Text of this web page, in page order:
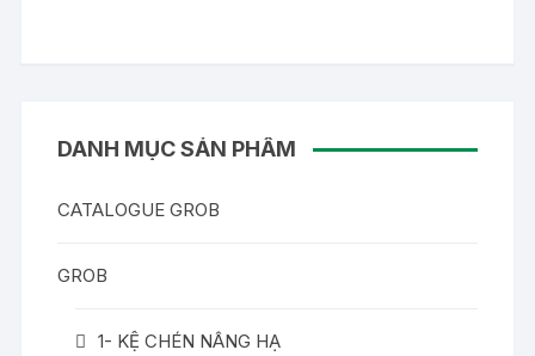
DANH MỤC SẢN PHẨM
CATALOGUE GROB
GROB
1- KỆ CHÉN NÂNG HẠ